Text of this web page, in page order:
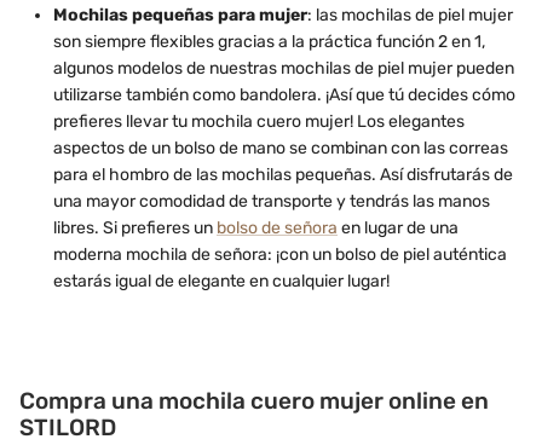
Mochilas pequeñas para mujer: las mochilas de piel mujer
son siempre flexibles gracias a la práctica función 2 en 1,
algunos modelos de nuestras mochilas de piel mujer pueden
utilizarse también como bandolera. ¡Así que tú decides cómo
prefieres llevar tu mochila cuero mujer! Los elegantes
aspectos de un bolso de mano se combinan con las correas
para el hombro de las mochilas pequeñas. Así disfrutarás de
una mayor comodidad de transporte y tendrás las manos
libres. Si prefieres un bolso de señora en lugar de una
moderna mochila de señora: ¡con un bolso de piel auténtica
estarás igual de elegante en cualquier lugar!
Compra una mochila cuero mujer online en
STILORD